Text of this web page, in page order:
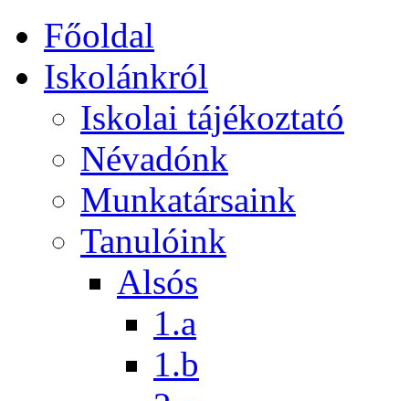
Főoldal
Iskolánkról
Iskolai tájékoztató
Névadónk
Munkatársaink
Tanulóink
Alsós
1.a
1.b